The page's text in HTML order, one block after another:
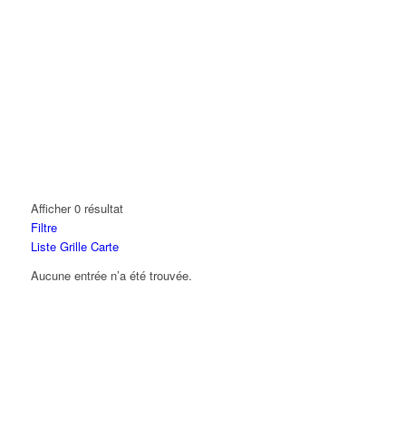
Afficher 0 résultat
Filtre
Liste Grille Carte
Aucune entrée n’a été trouvée.